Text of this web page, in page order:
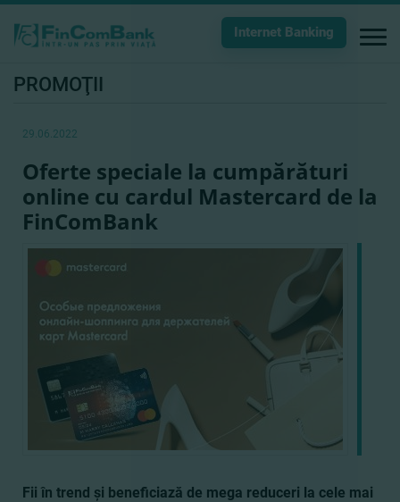
Internet Banking
PROMOŢII
29.06.2022
Oferte speciale la cumpărături
online cu cardul Mastercard de la
FinComBank
Fii în trend şi beneficiază de mega reduceri la cele mai